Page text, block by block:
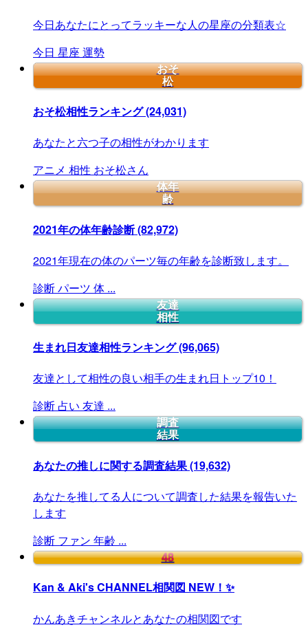
今日あなたにとってラッキーな人の星座の分類表☆
今日 星座 運勢
おそ
松
おそ松相性ランキング(24,031)
あなたと六つ子の相性がわかります
アニメ 相性 おそ松さん
体年
齢
2021年の体年齢診断(82,972)
2021年現在の体のパーツ毎の年齢を診断致します。
診断パーツ 体 ...
友達
相性
生まれ日友達相性ランキング(96,065)
友達として相性の良い相手の生まれ日トップ10！
診断 占い 友達 ...
調査
結果
あなたの推しに関する調査結果(19,632)
あなたを推してる人について調査した結果を報告いた
します
診断 ファン 年齢 ...
48
Kan & Aki's CHANNEL相関図 NEW！✨
かんあきチャンネルとあなたの相関図です